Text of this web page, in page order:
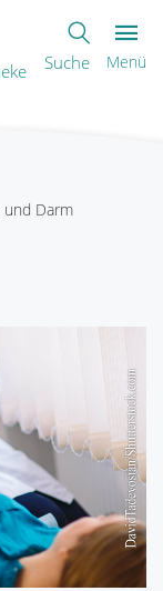
Suche Menü
und Darm